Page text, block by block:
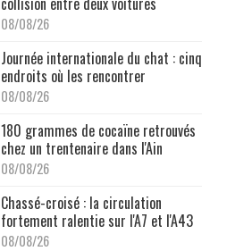
08/08/26
Journée internationale du chat : cinq
endroits où les rencontrer
08/08/26
180 grammes de cocaïne retrouvés
chez un trentenaire dans l'Ain
08/08/26
Chassé-croisé : la circulation
fortement ralentie sur l'A7 et l'A43
08/08/26